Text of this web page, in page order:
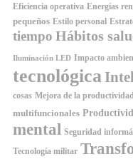
Eficiencia operativa Energías
pequeños Estilo personal
tiempo Hábitos
Iluminación LED Impacto
tecnológica
cosas Mejora de la productividad
multifuncionales
mental Seguridad
Tecnología militar